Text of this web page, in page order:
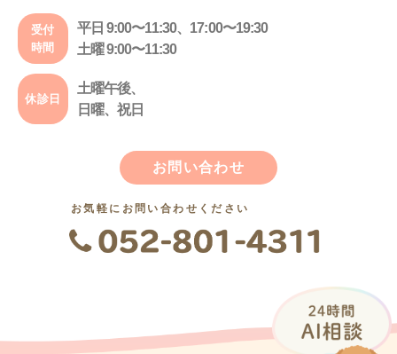
受付
時間
平日 9:00〜11:30、17:00〜19:30
土曜 9:00〜11:30
休診日
土曜午後、
日曜、祝日
お問い合わせ
お気軽にお問い合わせください